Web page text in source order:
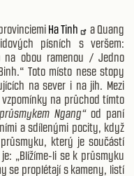
Ha Tinh
a Quang
písních s veršem:
na obou ramenou / Jedno
Toto místo nese stopy
na sever i na jih. Mezi
na průchod tímto
Ngang“od paní
a sdílenými pocity, když
který je součástí
„Blížíme-li se k průsmyku
se proplétají s kameny, listí